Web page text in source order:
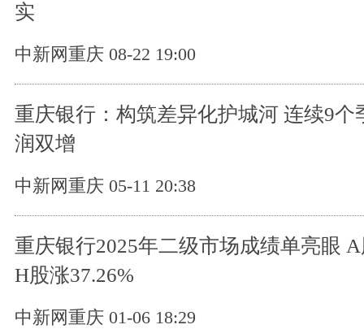
实
中新网重庆 08-22 19:00
重庆银行：构筑差异化护城河 连续9个
润双增
中新网重庆 05-11 20:38
重庆银行2025年二级市场成绩单亮眼
H股涨37.26%
中新网重庆 01-06 18:29